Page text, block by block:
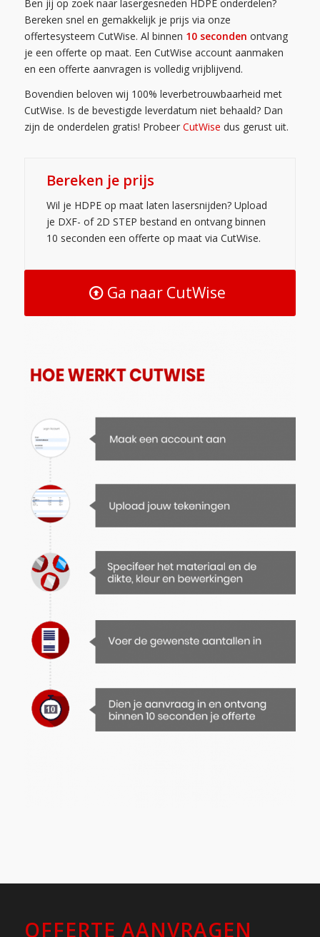
Ben jij op zoek naar lasergesneden HDPE onderdelen?
Bereken snel en gemakkelijk je prijs via onze
offertesysteem CutWise. Al binnen 10 seconden ontvang
je een offerte op maat. Een CutWise account aanmaken
en een offerte aanvragen is volledig vrijblijvend.
Bovendien beloven wij 100% leverbetrouwbaarheid met
CutWise. Is de bevestigde leverdatum niet behaald? Dan
zijn de onderdelen gratis! Probeer CutWise dus gerust uit.
Bereken je prijs
Wil je HDPE op maat laten lasersnijden? Upload
je DXF- of 2D STEP bestand en ontvang binnen
10 seconden een offerte op maat via CutWise.
Ga naar CutWise
OFFERTE AANVRAGEN